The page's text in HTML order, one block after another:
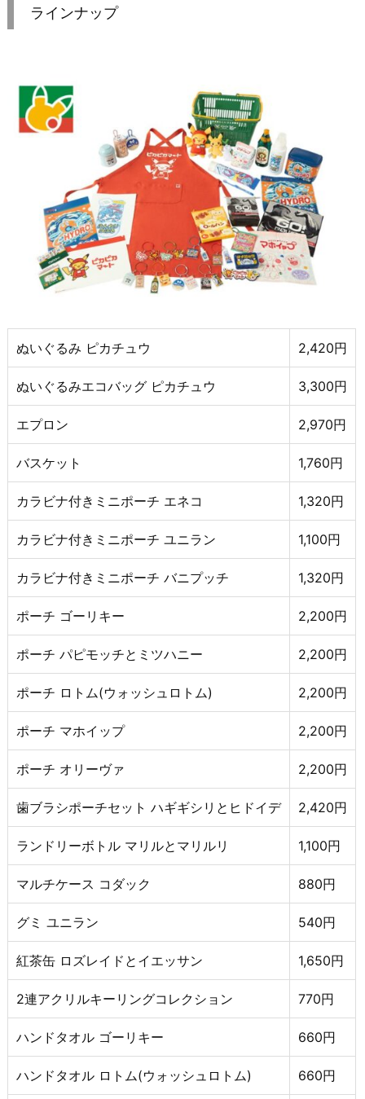
ラインナップ
ぬいぐるみ ピカチュウ 2,420円
ぬいぐるみエコバッグ ピカチュウ 3,300円
エプロン 2,970円
バスケット 1,760円
カラビナ付きミニポーチ エネコ 1,320円
カラビナ付きミニポーチ ユニラン 1,100円
カラビナ付きミニポーチ バニプッチ 1,320円
ポーチ ゴーリキー 2,200円
ポーチ パピモッチとミツハニー 2,200円
ポーチ ロトム(ウォッシュロトム) 2,200円
ポーチ マホイップ 2,200円
ポーチ オリーヴァ 2,200円
歯ブラシポーチセット ハギギシリとヒドイデ 2,420円
ランドリーボトル マリルとマリルリ 1,100円
マルチケース コダック 880円
グミ ユニラン 540円
紅茶缶 ロズレイドとイエッサン 1,650円
2連アクリルキーリングコレクション 770円
ハンドタオル ゴーリキー 660円
ハンドタオル ロトム(ウォッシュロトム) 660円